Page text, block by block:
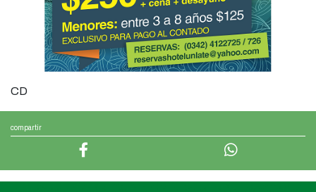
compartir
CD